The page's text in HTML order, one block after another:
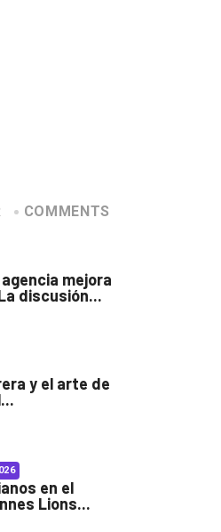
COMMENTS
mejora
discusión...
y el arte de
en el
Lions...